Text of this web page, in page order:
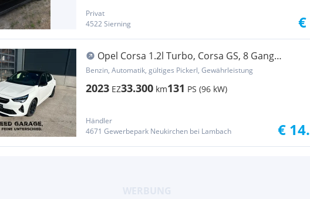
Privat
4522 Sierning
€
Opel Corsa 1.2l Turbo, Corsa GS, 8 Gang
Automatik, SERVICE NEU !
Benzin, Automatik, gültiges Pickerl, Gewährleistung
2023 EZ33.300 km131 PS (96 kW)
Händler
4671 Gewerbepark Neukirchen bei Lambach
€